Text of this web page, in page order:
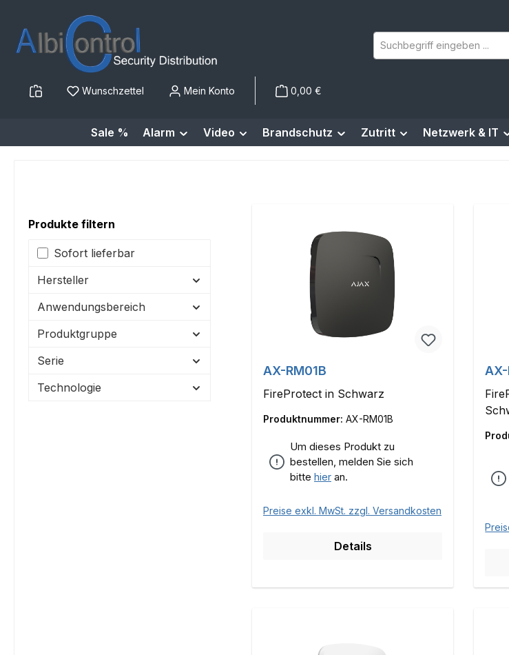
Hauptinhalt springen
Zur Suche springen
Zur Hauptnavigation springen
Wunschzettel Mein Konto 0,00 €
Sale % Alarm Video Brandschutz Zutritt Netzwerk & IT
Produkte filtern
Sofort lieferbar
Hersteller
Anwendungsbereich
Produktgruppe
Serie
Technologie
AX-RM01B
FireProtect in Schwarz
Produktnummer: AX-RM01B
Um dieses Produkt zu
bestellen, melden Sie sich
bitte hier an.
Preise exkl. MwSt. zzgl. Versandkosten
Details
AX-